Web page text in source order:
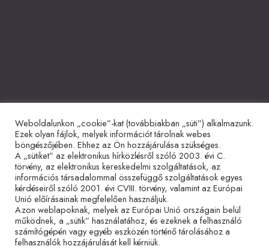
Együttműködő partnerek
Adatvédelmi tájékoztató Impresszum Sütitájékoztató
Weboldalunkon „cookie”-kat (továbbiakban „süti”) alkalmazunk.
Ezek olyan fájlok, melyek információt tárolnak webes
böngészőjében. Ehhez az Ön hozzájárulása szükséges.
A „sütiket” az elektronikus hírközlésről szóló 2003. évi C.
törvény, az elektronikus kereskedelmi szolgáltatások, az
információs társadalommal összefüggő szolgáltatások egyes
kérdéseiről szóló 2001. évi CVIII. törvény, valamint az Európai
Unió előírásainak megfelelően használjuk.
Azon weblapoknak, melyek az Európai Unió országain belül
működnek, a „sütik” használatához, és ezeknek a felhasználó
számítógépén vagy egyéb eszközén történő tárolásához a
felhasználók hozzájárulását kell kérniük.